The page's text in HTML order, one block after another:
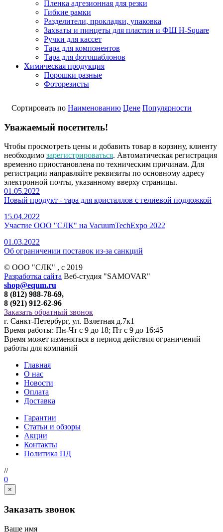
Пленка адгезионная для резки
Гибкие рамки
Разделители, прокладки, упаковка
Захваты и пинцеты для пластин и ФШ H-Square
Ручки для кассет
Тара для компонентов
Тара для фотошаблонов
Химическая продукция
Порошки разные
Фоторезисты
Сортировать по Наименованию Цене Популярности
Уважаемый посетитель!
Чтобы просмотреть цены и добавить товар в корзину, клиенту
необходимо зарегистрироваться. Автоматическая регистрация
временно приостановлена по техническим причинам. Для
регистрации направляйте реквизиты по основному адресу
электронной почты, указанному вверху страницы.
01.05.2022
Новый продукт - тара для кристаллов с гелиевой подложкой
15.04.2022
Участие ООО "СЛК" на VacuumTechExpo 2022
01.03.2022
Об ограничении поставок из-за санкций
© ООО "СЛК" , c 2019
Разработка сайта Веб-студия "SAMOVAR"
shop@equm.ru
8 (812) 988-78-69,
8 (921) 912-62-96
Заказать обратный звонок
г. Санкт-Петербург, ул. Взлетная д.7к1
Время работы: Пн-Чт с 9 до 18; Пт с 9 до 16:45
Время может изменяться в период действия ограничений
работы для компаний
Главная
О нас
Новости
Оплата
Доставка
Гарантии
Статьи и обзоры
Акции
Контакты
Политика ПД
//
0
×
Заказать звонок
Ваше имя